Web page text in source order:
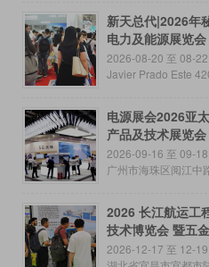
新天总代|2026年
电力及能源展览会
2026-08-20 至 08-22
Javier Prado Este
电源展会2026亚
产品及技术展览会
2026-09-16 至 09-18
广州市海珠区阅江中
2026 长江航运工
技术博览会 暨五
保防护产品展览会
2026-12-17 至 12-19